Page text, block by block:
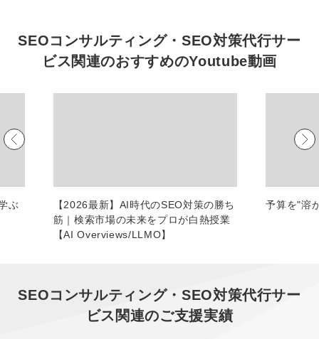
SEOコンサルティング・SEO対策代行サー
ビス関連のおすすめのYoutube動画
ぶ
【2026最新】AI時代のSEO対策の勝ち
筋｜検索市場の未来をプロが白熱授業
【AI Overviews/LLMO】
予算を"溶
SEOコンサルティング・SEO対策代行サー
ビス 関連のご支援実績